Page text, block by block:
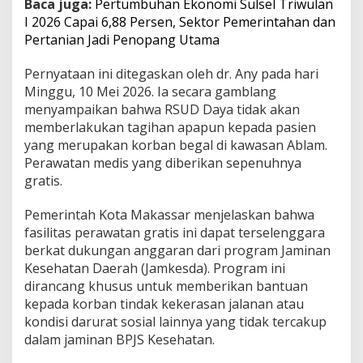
i
s
d
S
U
D
D
a
y
a
Baca juga: Pertumbuhan Ekonomi Sulsel Triwulan
I 2026 Capai 6,88 Persen, Sektor Pemerintahan dan
Pertanian Jadi Penopang Utama
Pernyataan ini ditegaskan oleh dr. Any pada hari
Minggu, 10 Mei 2026. Ia secara gamblang
menyampaikan bahwa RSUD Daya tidak akan
memberlakukan tagihan apapun kepada pasien
yang merupakan korban begal di kawasan Ablam.
Perawatan medis yang diberikan sepenuhnya
gratis.
Pemerintah Kota Makassar menjelaskan bahwa
fasilitas perawatan gratis ini dapat terselenggara
berkat dukungan anggaran dari program Jaminan
Kesehatan Daerah (Jamkesda). Program ini
dirancang khusus untuk memberikan bantuan
kepada korban tindak kekerasan jalanan atau
kondisi darurat sosial lainnya yang tidak tercakup
dalam jaminan BPJS Kesehatan.